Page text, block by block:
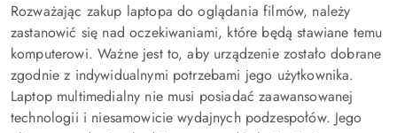
Rozważając zakup laptopa do oglądania filmów, należy
zastanowić się nad oczekiwaniami, które będą stawiane temu
komputerowi. Ważne jest to, aby urządzenie zostało dobrane
zgodnie z indywidualnymi potrzebami jego użytkownika.
Laptop multimedialny nie musi posiadać zaawansowanej
technologii i niesamowicie wydajnych podzespołów. Jego